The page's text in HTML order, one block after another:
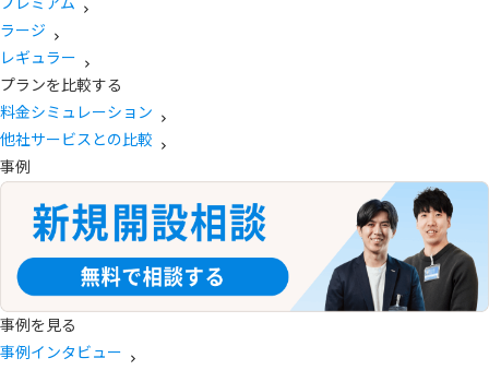
ラージ
レギュラー
プランを比較する
料金シミュレーション
他社サービスとの比較
事例
事例を見る
事例インタビュー